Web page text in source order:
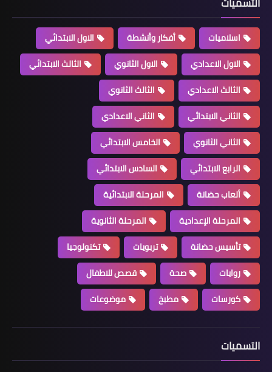
اسلاميات أفكار وأنشطة
الاول الابتدائي
الاول الاعدادي
الاول الثانوي
الثالث الابتدائي
الثالث الاعدادي
الثالث الثانوي
الثاني الابتدائي
الثاني الاعدادي
الثاني الثانوي
الخامس الابتدائي
الرابع الابتدائي
السادس الابتدائي
ألعاب حضانة
المرحلة الابتدائية
المرحلة الإعدادية
المرحلة الثانوية
تأسيس حضانة
تربويات
تكنولوجيا
روايات
صحة
قصص للاطفال
كورسات
مطبخ موضوعات
التسميات